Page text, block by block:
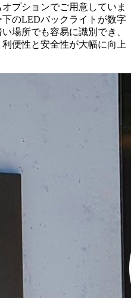
プションでご用意していま
のLEDバックライトが数字
場所でも容易に識別でき、
便性と安全性が大幅に向上